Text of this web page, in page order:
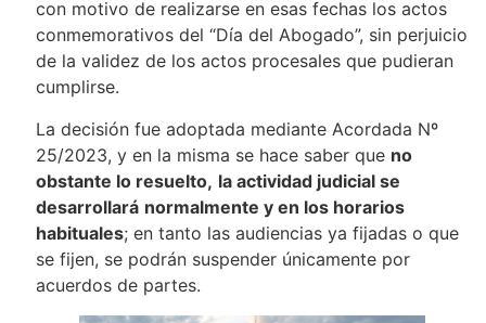
con motivo de realizarse en esas fechas los actos
conmemorativos del “Día del Abogado”, sin perjuicio
de la validez de los actos procesales que pudieran
cumplirse.
La decisión fue adoptada mediante Acordada Nº
25/2023, y en la misma se hace saber que no
obstante lo resuelto, la actividad judicial se
desarrollará normalmente y en los horarios
habituales; en tanto las audiencias ya fijadas o que
se fijen, se podrán suspender únicamente por
acuerdos de partes.